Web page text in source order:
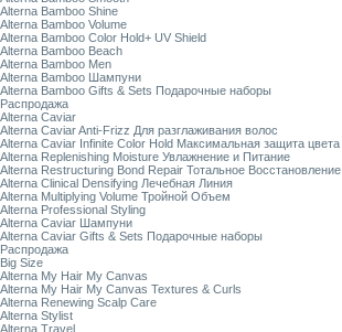
Alterna Bamboo Shine
Alterna Bamboo Volume
Alterna Bamboo Color Hold+ UV Shield
Alterna Bamboo Beach
Alterna Bamboo Men
Alterna Bamboo Шампуни
Alterna Bamboo Gifts & Sets Подарочные наборы
Распродажа
Alterna Caviar
Alterna Caviar Anti-Frizz Для разглаживания волос
Alterna Caviar Infinite Color Hold Максимальная защита цвета
Alterna Replenishing Moisture Увлажнение и Питание
Alterna Restructuring Bond Repair Тотальное Восстановление
Alterna Clinical Densifying Лечебная Линия
Alterna Multiplying Volume Тройной Объем
Alterna Professional Styling
Alterna Caviar Шампуни
Alterna Caviar Gifts & Sets Подарочные наборы
Распродажа
Big Size
Alterna My Hair My Canvas
Alterna My Hair My Canvas Textures & Curls
Alterna Renewing Scalp Care
Alterna Stylist
Alterna Travel